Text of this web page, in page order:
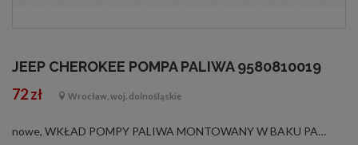
JEEP CHEROKEE POMPA PALIWA 9580810019
72 zł Wrocław, woj. dolnośląskie
nowe, WKŁAD POMPY PALIWA MONTOWANY W BAKU PALIWA (zamiennik do oryginału firmy CARTER ) DO SAMOCHODÓW Z WIELOPUNKTOWYM WTRYSKIEM PALIWA MARKI:CHRYSLERJEEP CHEROKEEJEEP GRAND CHEROKEE Numery producentów:769728933063510 580 810 0190580810019 0 580 8...